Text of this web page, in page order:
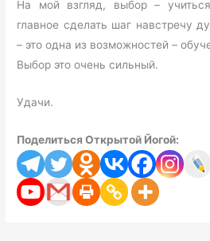
На мой взгляд, выбор –
главное сделать шаг навстречу
– это одна из возможностей –
Выбор это очень сильный.
Удачи.
Поделиться Открытой Йогой: